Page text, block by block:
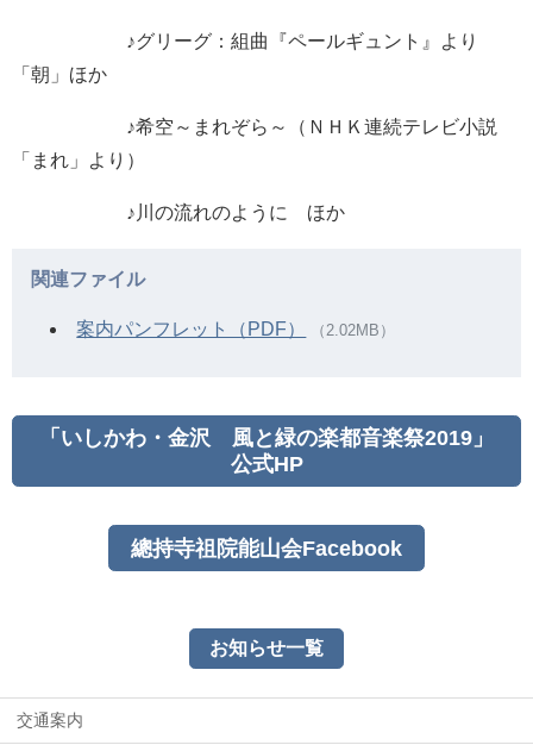
♪グリーグ：組曲『ペールギュント』より
「朝」ほか
♪希空～まれぞら～（ＮＨＫ連続テレビ小説
「まれ」より）
♪川の流れのように ほか
関連ファイル
案内パンフレット（PDF） （2.02MB）
「いしかわ・金沢 風と緑の楽都音楽祭2019」
公式HP
總持寺祖院能山会Facebook
お知らせ一覧
交通案内